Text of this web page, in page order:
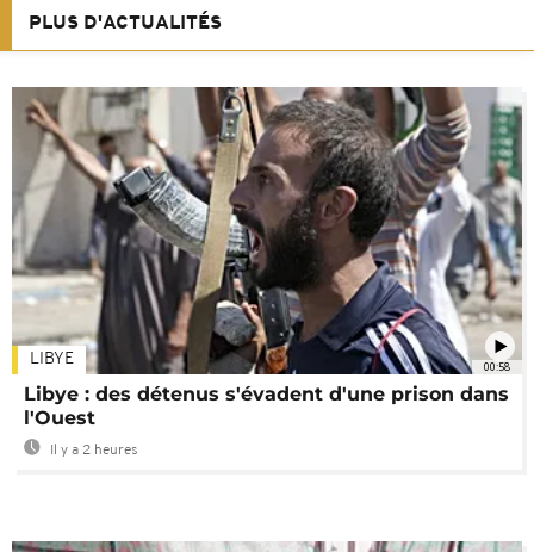
PLUS D'ACTUALITÉS
00:58
LIBYE
Libye : des détenus s'évadent d'une prison dans
l'Ouest
Il y a 2 heures